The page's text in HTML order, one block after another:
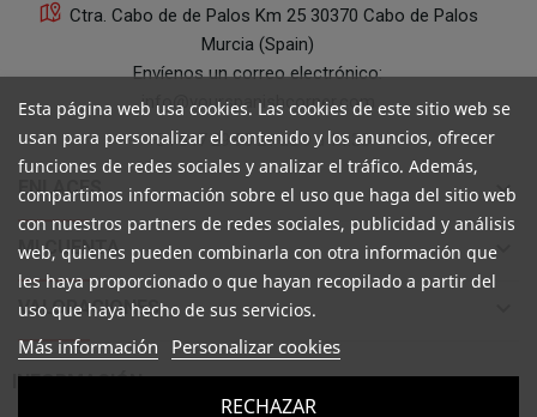
Ctra. Cabo de de Palos Km 25 30370 Cabo de Palos
Murcia (Spain)
Envíenos un correo electrónico:
info@yourspanishcorner.com
+34 647 29 98 21 de 9 a 14:30
ENLACES keyboard_arrow_down
MI CUENTA keyboard_arrow_down
VALORACIONES
INFORMACIÓN 
Esta página web usa cookies. Las cookies de este sitio web se
usan para personalizar el contenido y los anuncios, ofrecer
funciones de redes sociales y analizar el tráfico. Además,
compartimos información sobre el uso que haga del sitio web
con nuestros partners de redes sociales, publicidad y análisis
web, quienes pueden combinarla con otra información que
les haya proporcionado o que hayan recopilado a partir del
uso que haya hecho de sus servicios.
Más información Personalizar cookies
RECHAZAR